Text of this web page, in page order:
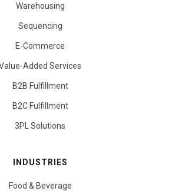
Warehousing
Sequencing
E-Commerce
Added Services
B2B Fulfillment
B2C Fulfillment
3PL Solutions
INDUSTRIES
Food & Beverage